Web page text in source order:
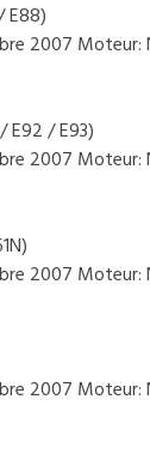
E88)
2007 Moteur:
E92 / E93)
2007 Moteur:
2007 Moteur:
2007 Moteur: